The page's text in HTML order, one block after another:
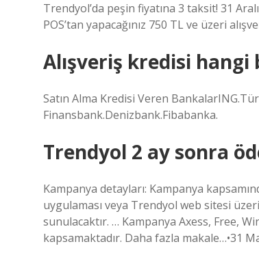
Trendyol’da peşin fiyatına 3 taksit! 31
POS’tan yapacağınız 750 TL ve üzeri
Alışveriş kredisi
Satın Alma Kredisi Veren
Finansbank.Denizbank.Fibabanka.
Trendyol 2 ay sonra
Kampanya detayları: Kampanya
uygulaması veya Trendyol web sitesi
sunulacaktır. … Kampanya Axess, Free,
kapsamaktadır. Daha fazla makale…•31